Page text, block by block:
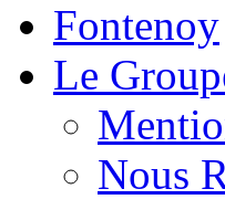
Fontenoy
Le
Nous